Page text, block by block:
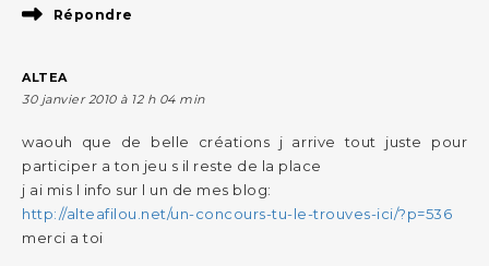
Répondre
ALTEA
30 janvier 2010 à 12 h 04 min
waouh que de belle créations j arrive tout juste pour
participer a ton jeu s il reste de la place
j ai mis l info sur l un de mes blog:
http://alteafilou.net/un-concours-tu-le-trouves-ici/?p=536
merci a toi